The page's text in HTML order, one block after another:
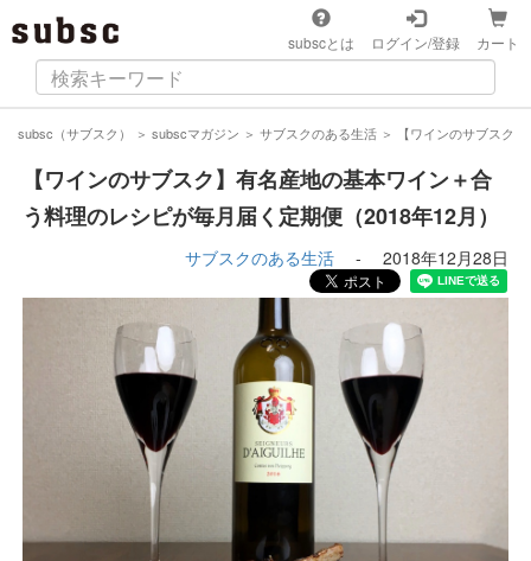
subscとは ログイン/登録 カート
subsc（サブスク） ＞ subscマガジン ＞ サブスクのある生活 ＞ 【ワインのサブスク
【ワインのサブスク】有名産地の基本ワイン＋合
う料理のレシピが毎月届く定期便（2018年12月）
サブスクのある生活 - 2018年12月28日